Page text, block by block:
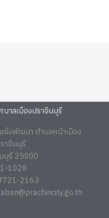
าลเมืองปราจีนบุรี
จ้งพัฒนา ตำบลหน้าเมือง
าจีนบุรี
บุรี 25000
1028
2163